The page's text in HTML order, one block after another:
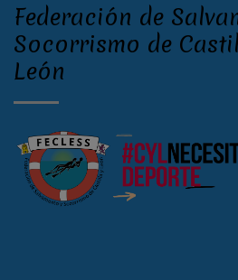
Federación de
Socorrismo de
León